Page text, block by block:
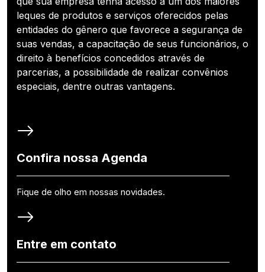
leques de produtos e serviços oferecidos pelas
entidades do gênero que favorece a segurança de
suas vendas, a capacitação de seus funcionários, o
direito à benefícios concedidos através de
parcerias, a possibilidade de realizar convênios
especiais, dentre outras vantagens.
Confira nossa Agenda
Fique de olho em nossas novidades.
Entre em contato